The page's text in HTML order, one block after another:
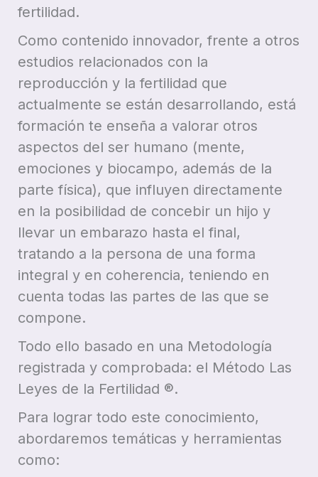
fertilidad.
Como contenido innovador, frente a otros
estudios relacionados con la
reproducción y la fertilidad que
actualmente se están desarrollando, está
formación te enseña a valorar otros
aspectos del ser humano (mente,
emociones y biocampo, además de la
parte física), que influyen directamente
en la posibilidad de concebir un hijo y
llevar un embarazo hasta el final,
tratando a la persona de una forma
integral y en coherencia, teniendo en
cuenta todas las partes de las que se
compone.
Todo ello basado en una Metodología
registrada y comprobada: el Método Las
Leyes de la Fertilidad ®.
Para lograr todo este conocimiento,
abordaremos temáticas y herramientas
como: